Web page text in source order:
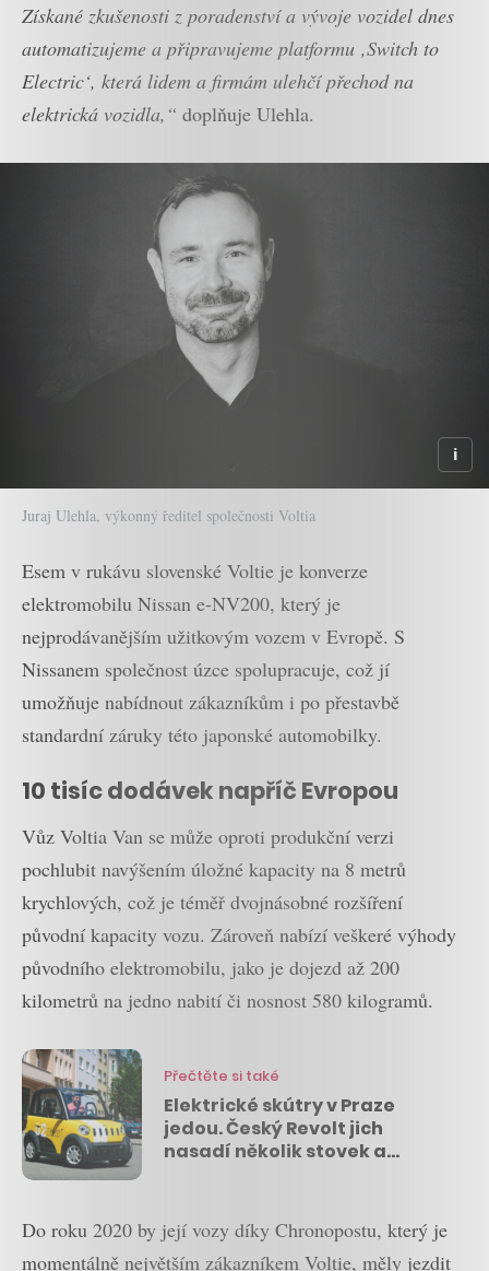
Získané zkušenosti z poradenství a vývoje vozidel dnes
automatizujeme a připravujeme platformu ‚Switch to
Electric‘, která lidem a firmám ulehčí přechod na
elektrická vozidla,“ doplňuje Ulehla.
Juraj Ulehla, výkonný ředitel společnosti Voltia
Esem v rukávu slovenské Voltie je konverze
elektromobilu Nissan e-NV200, který je
nejprodávanějším užitkovým vozem v Evropě. S
Nissanem společnost úzce spolupracuje, což jí
umožňuje nabídnout zákazníkům i po přestavbě
standardní záruky této japonské automobilky.
10 tisíc dodávek napříč Evropou
Vůz Voltia Van se může oproti produkční verzi
pochlubit navýšením úložné kapacity na 8 metrů
krychlových, což je téměř dvojnásobné rozšíření
původní kapacity vozu. Zároveň nabízí veškeré výhody
původního elektromobilu, jako je dojezd až 200
kilometrů na jedno nabití či nosnost 580 kilogramů.
Přečtěte si také
Elektrické skútry v Praze
jedou. Český Revolt jich
nasadí několik stovek a
Do roku 2020 by její vozy díky Chronopostu, který je
momentálně největším zákazníkem Voltie, měly jezdit